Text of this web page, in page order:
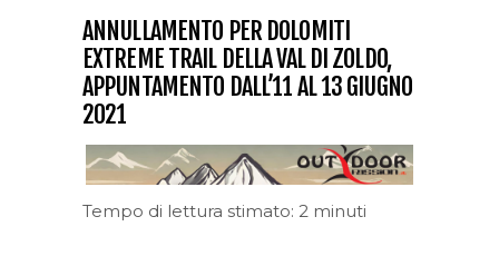
ANNULLAMENTO PER DOLOMITI
EXTREME TRAIL DELLA VAL DI ZOLDO,
APPUNTAMENTO DALL’11 AL 13 GIUGNO
2021
Tempo di lettura stimato: 2 minuti